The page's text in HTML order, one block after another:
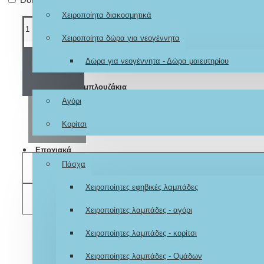
Χειροποίητα διακοσμητικά
Χειροποίητα δώρα για νεογέννητα
Δώρα για νεογέννητα - Δώρα μαιευτηρίου
Ζωγραφιστά μπλουζάκια
Αγόρι
Κορίτσι
Εποχιακά
Πάσχα
Χειροποίητες εφηβικές λαμπάδες
Χειροποίητες λαμπάδες - αγόρι
Χειροποίητες λαμπάδες - κορίτσι
Χειροποίητες λαμπάδες - Ομάδων
ΚΑΛΆΘΙ
ΕΠΙΘΥΜΗΤΌ